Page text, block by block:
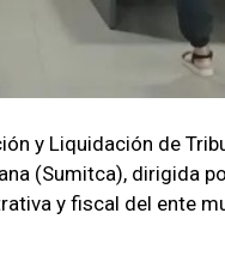
y Liquidación de
(Sumitca), dirigida
y fiscal del ente